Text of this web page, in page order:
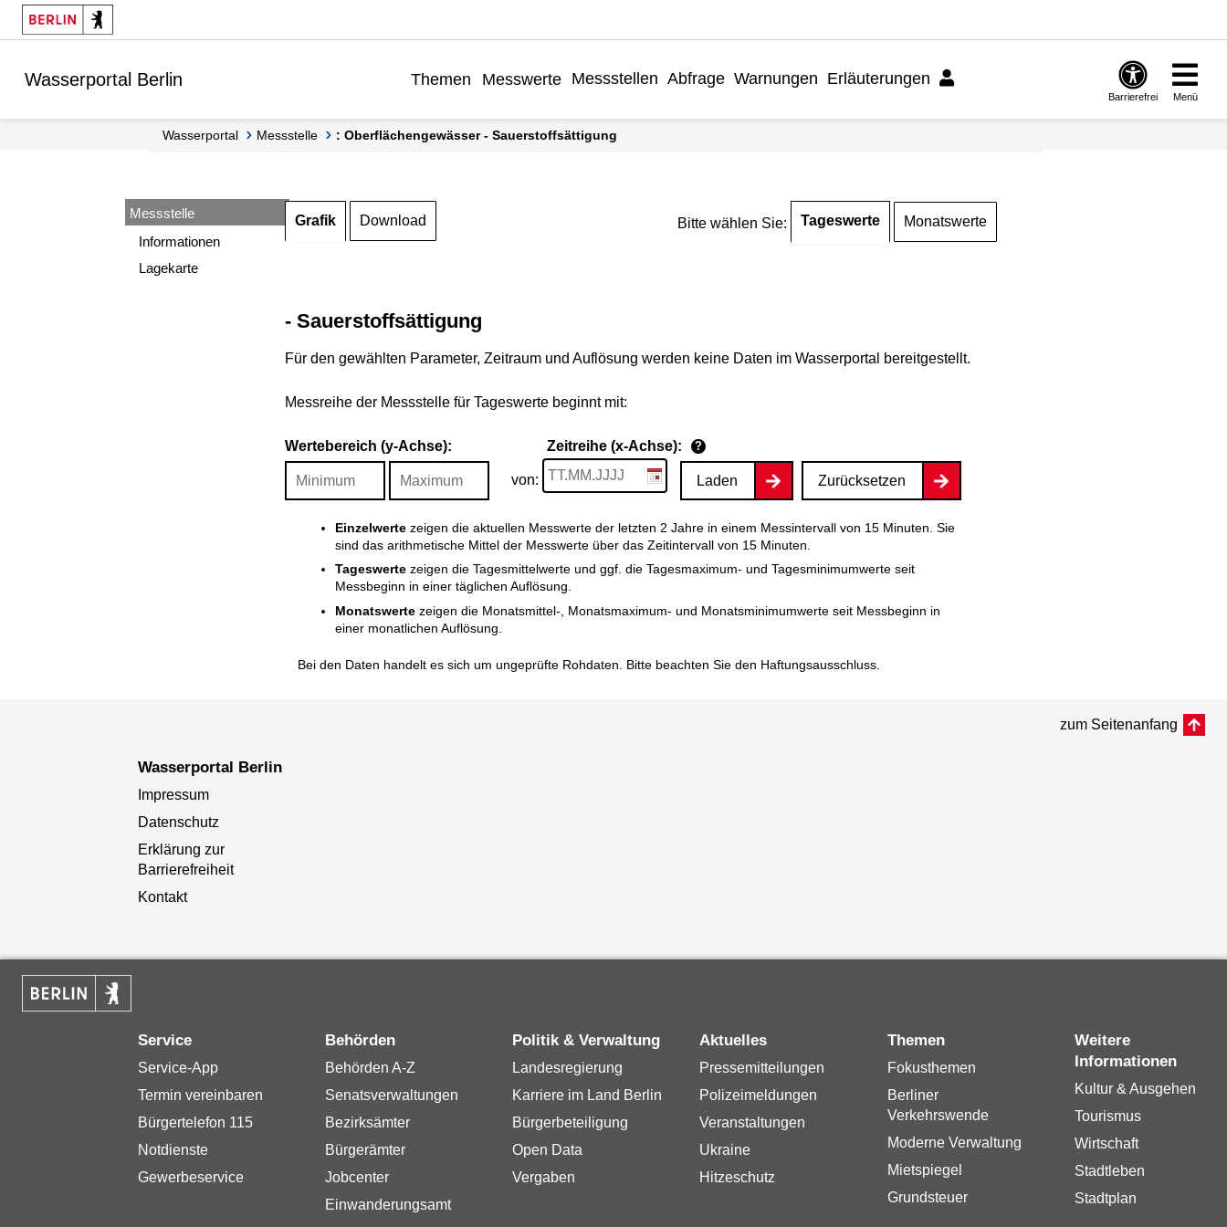
Springe zur Navigation
Springe zum Inhalt
Wasserportal Berlin Themen Messwerte Messstellen Abfrage Warnungen Erläuterungen
Barrierefrei Menü
Wasserportal Messstelle : Oberflächengewässer - Sauerstoffsättigung
Messstelle
Informationen
Lagekarte
Grafik Download Bitte wählen Sie: Tageswerte Monatswerte
- Sauerstoffsättigung
Für den gewählten Parameter, Zeitraum und Auflösung werden keine Daten im Wasserportal bereitgestellt.
Messreihe der Messstelle für Tageswerte beginnt mit:
Wertebereich (y-Achse): Zeitreihe (x-Achse): ?
von: Laden Zurücksetzen
Einzelwertezeigen die aktuellen Messwerte der letzten 2 Jahre in einem Messintervall von 15 Minuten. Sie
sind das arithmetische Mittel der Messwerte über das Zeitintervall von 15 Minuten.
Tageswertezeigen die Tagesmittelwerte und ggf. die Tagesmaximum- und Tagesminimumwerte seit
Messbeginn in einer täglichen Auflösung.
Monatswertezeigen die Monatsmittel-, Monatsmaximum- und Monatsminimumwerte seit Messbeginn in
einer monatlichen Auflösung.
Bei den Daten handelt es sich um ungeprüfte Rohdaten. Bitte beachten Sie den Haftungsausschluss.
zum Seitenanfang
Wasserportal Berlin
Impressum
Datenschutz
Erklärung zur
Barrierefreiheit
Kontakt
Service
Service-App
Termin vereinbaren
Bürgertelefon 115
Notdienste
Gewerbeservice
Behörden
Behörden A-Z
Senatsverwaltungen
Bezirksämter
Bürgerämter
Jobcenter
Einwanderungsamt
Politik & Verwaltung
Landesregierung
Karriere im Land Berlin
Bürgerbeteiligung
Open Data
Vergaben
Aktuelles
Pressemitteilungen
Polizeimeldungen
Veranstaltungen
Ukraine
Hitzeschutz
Themen
Fokusthemen
Berliner
Verkehrswende
Moderne Verwaltung
Mietspiegel
Grundsteuer
Weitere
Informationen
Kultur & Ausgehen
Tourismus
Wirtschaft
Stadtleben
Stadtplan